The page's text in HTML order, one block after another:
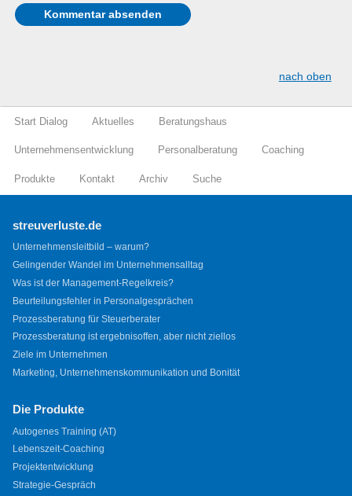
nach oben
Start Dialog Aktuelles Beratungshaus
Unternehmensentwicklung Personalberatung Coaching
Produkte Kontakt Archiv Suche
streuverluste.de
Unternehmensleitbild – warum?
Gelingender Wandel im Unternehmensalltag
Was ist der Management-Regelkreis?
Beurteilungsfehler in Personalgesprächen
Prozessberatung für Steuerberater
Prozessberatung ist ergebnisoffen, aber nicht ziellos
Ziele im Unternehmen
Marketing, Unternehmenskommunikation und Bonität
Die Produkte
Autogenes Training (AT)
Lebenszeit-Coaching
Projektentwicklung
Strategie-Gespräch